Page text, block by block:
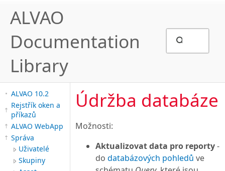
ALVAO
Documentation
Library
ALVAO 10.2
Rejstřík oken a
příkazů
ALVAO WebApp
Správa
Uživatelé
Skupiny
Údržba databáze
Možnosti:
Aktualizovat data pro reporty-
do databázových pohledů ve